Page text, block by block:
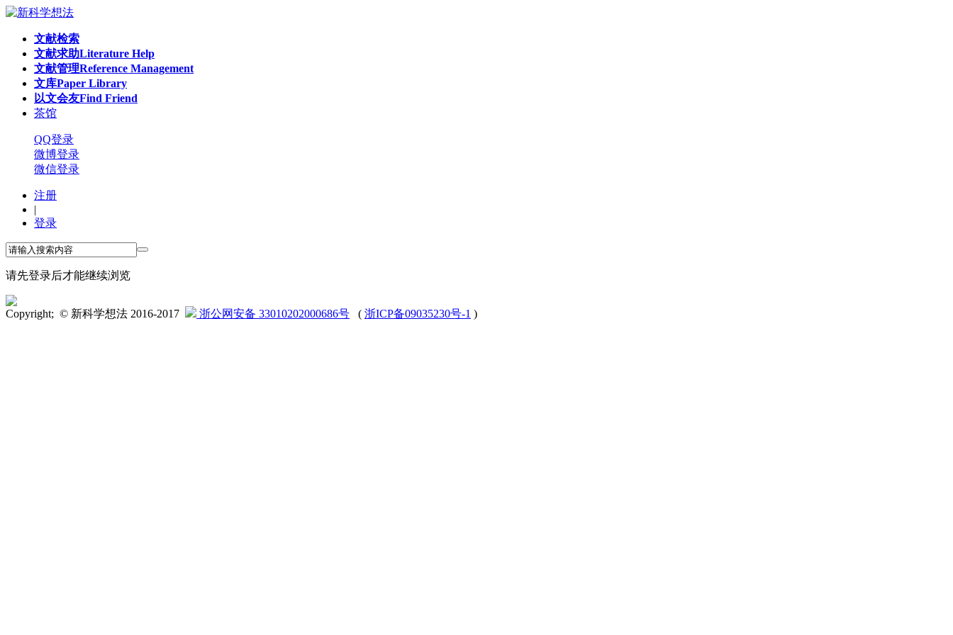
文献检索
文献求助Literature Help
文献管理Reference Management
文库Paper Library
以文会友Find Friend
茶馆
QQ登录
微博登录
微信登录
注册
|
登录
请先登录后才能继续浏览
Copyright; © 新科学想法 2016-2017 浙公网安备 33010202000686号 ( 浙ICP备09035230号-1 )